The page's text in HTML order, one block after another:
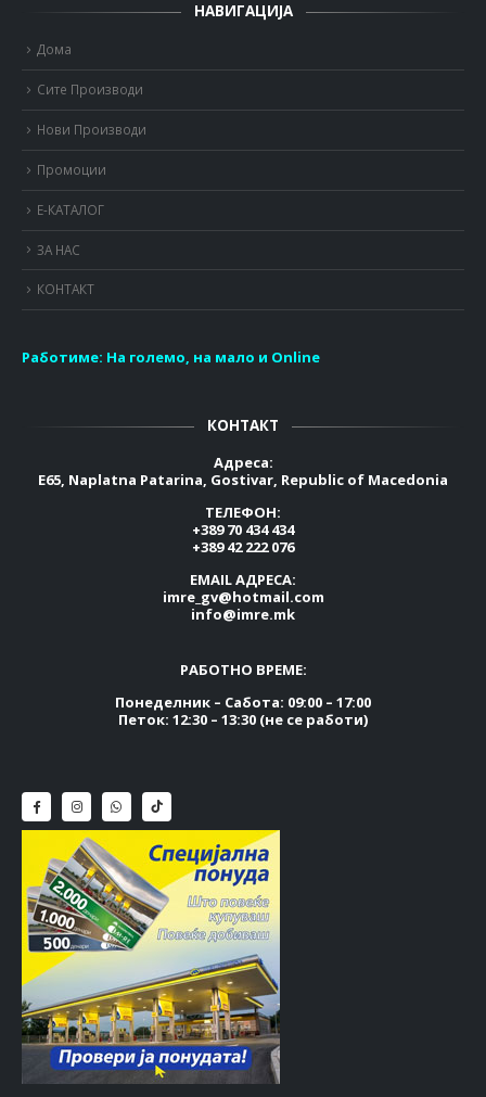
НАВИГАЦИЈА
Дома
Сите Производи
Нови Производи
Промоции
Е-КАТАЛОГ
ЗА НАС
КОНТАКТ
Работиме: На големо, на мало и Online
КОНТАКТ
Адреса:
E65, Naplatna Patarina, Gostivar, Republic of Macedonia
ТЕЛЕФОН:
+389 70 434 434
+389 42 222 076
EMAIL АДРЕСА:
imre_gv@hotmail.com
info@imre.mk
РАБОТНО ВРЕМЕ:
Понеделник – Сабота: 09:00 – 17:00
Петок: 12:30 – 13:30 (не се работи)